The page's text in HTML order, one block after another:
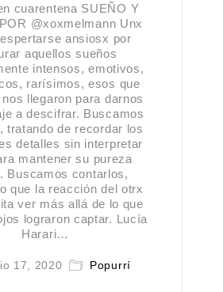
cuarentena SUEÑO Y
@xoxmelmann Unx
ansiosx por
aquellos sueños
intensos, emotivos,
rarísimos, esos que
llegaron para darnos
a descifrar. Buscamos
tratando de recordar los
detalles sin interpretar
mantener su pureza
Buscamos contarlos,
que la reacción del otrx
ver más allá de lo que
lograron captar. Lucía
Harari…
17, 2020 Popurrí